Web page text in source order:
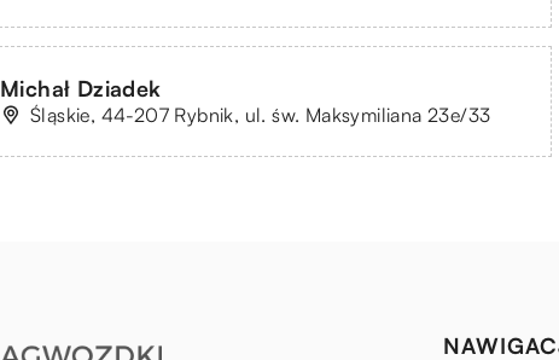
Michał Dziadek
Śląskie, 44-207 Rybnik, ul. św. Maksymiliana 23e/33